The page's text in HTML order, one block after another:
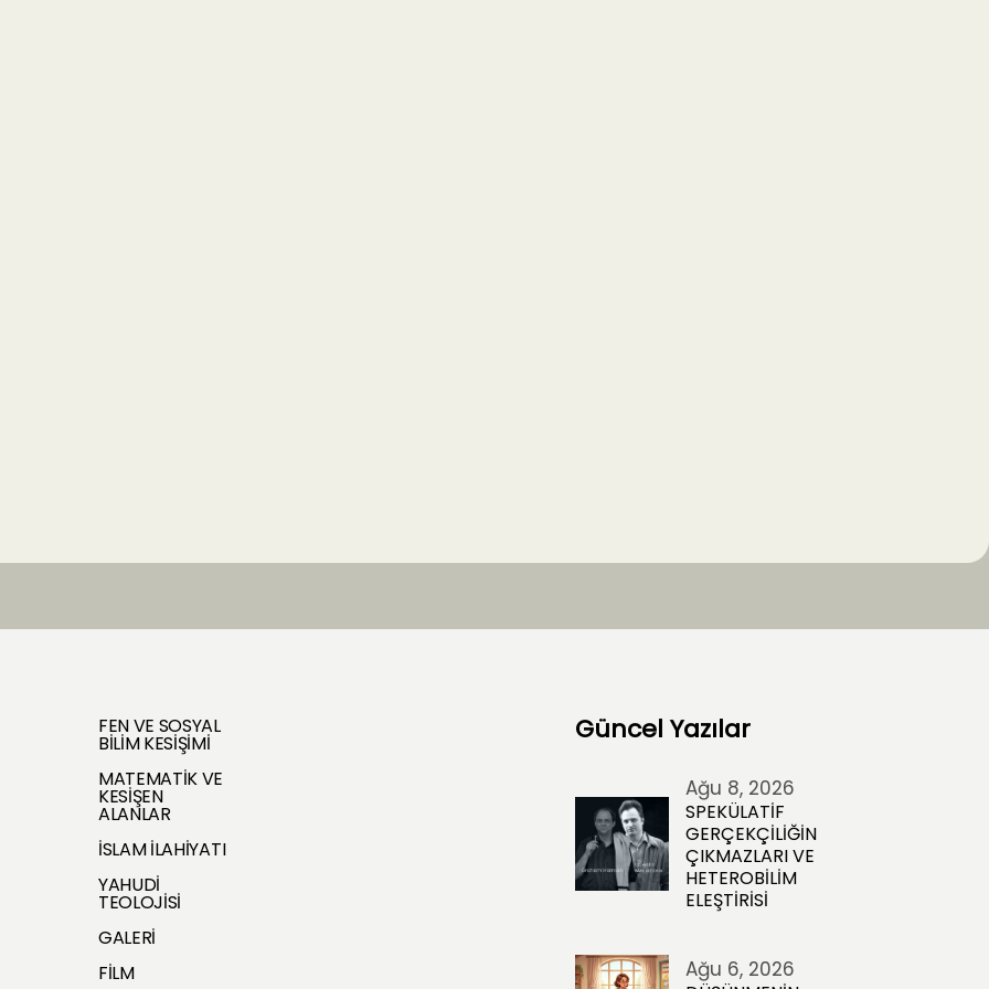
FEN VE SOSYAL
BİLİM KESİŞİMİ
MATEMATİK VE
KESİŞEN
ALANLAR
İSLAM İLAHİYATI
YAHUDİ
TEOLOJİSİ
GALERİ
FİLM
Güncel Yazılar
Ağu 8, 2026
SPEKÜLATİF
GERÇEKÇİLİĞİN
ÇIKMAZLARI VE
HETEROBİLİM
ELEŞTİRİSİ
Ağu 6, 2026